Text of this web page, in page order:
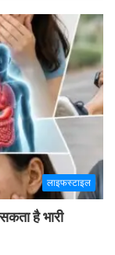
लाइफस्टाइल
है भारी